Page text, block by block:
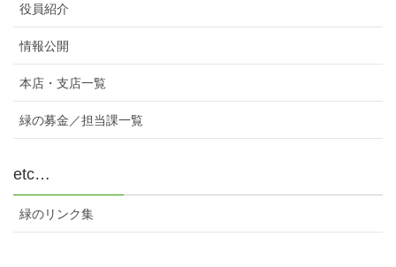
役員紹介
情報公開
本店・支店一覧
緑の募金／担当課一覧
etc…
緑のリンク集